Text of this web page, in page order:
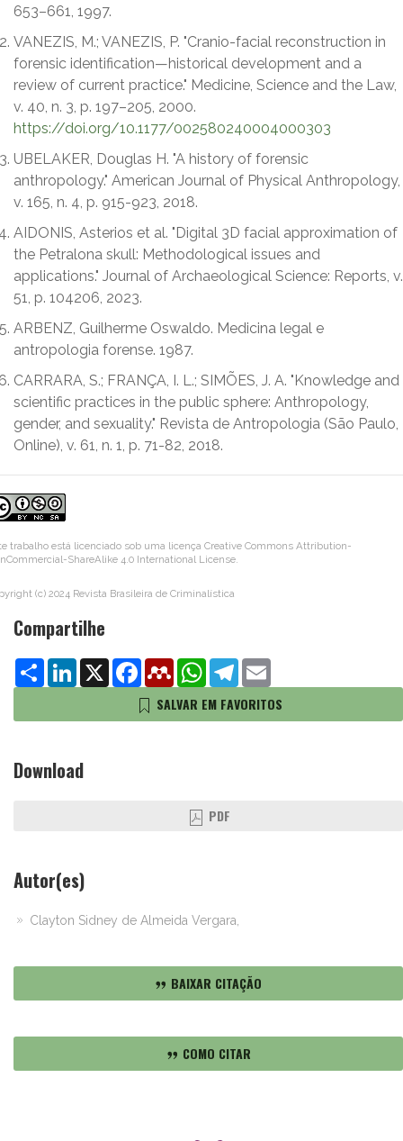
653–661, 1997.
VANEZIS, M.; VANEZIS, P. "Cranio-facial reconstruction in
forensic identification—historical development and a
review of current practice." Medicine, Science and the Law,
v. 40, n. 3, p. 197–205, 2000.
https://doi.org/10.1177/002580240004000303
UBELAKER, Douglas H. "A history of forensic
anthropology." American Journal of Physical Anthropology,
v. 165, n. 4, p. 915-923, 2018.
AIDONIS, Asterios et al. "Digital 3D facial approximation of
the Petralona skull: Methodological issues and
applications." Journal of Archaeological Science: Reports, v.
51, p. 104206, 2023.
ARBENZ, Guilherme Oswaldo. Medicina legal e
antropologia forense. 1987.
CARRARA, S.; FRANÇA, I. L.; SIMÕES, J. A. "Knowledge and
scientific practices in the public sphere: Anthropology,
gender, and sexuality." Revista de Antropologia (São Paulo,
Online), v. 61, n. 1, p. 71-82, 2018.
trabalho está licenciado sob uma licença Creative Commons Attribution-
ShareAlike 4.0 International License.
(c) 2024 Revista Brasileira de Criminalística
Compartilhe
ShareLinkedIn
X FacebookMendeleyWhatsApp
Telegram
SALVAR EM FAVORITOS
Download
PDF
Autor(es)
Clayton Sidney de Almeida Vergara,
BAIXAR CITAÇÃO
COMO CITAR